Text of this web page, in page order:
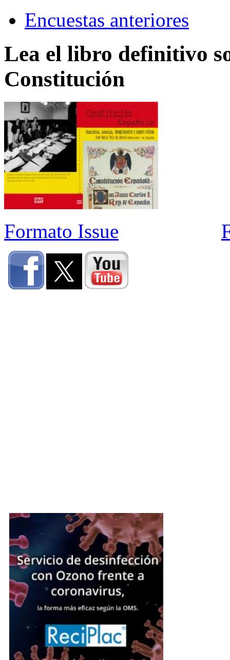
Encuestas anteriores
Lea el libro definitivo
Constitución
Formato Issue